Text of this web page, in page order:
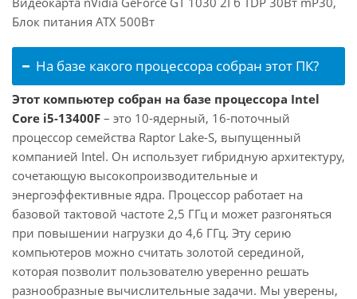
Блок питания ATX 500Вт
На базе какого процессора собран этот ПК?
Этот компьютер собран на базе процессора Intel
Core i5-13400F – это 10-ядерный, 16-поточный
процессор семейства Raptor Lake-S, выпущенный
компанией Intel. Он использует гибридную архитектуру,
сочетающую высокопроизводительные и
энергоэффективные ядра. Процессор работает на
базовой тактовой частоте 2,5 ГГц и может разгоняться
при повышении нагрузки до 4,6 ГГц. Эту серию
компьютеров можно считать золотой серединой,
которая позволит пользователю уверенно решать
разнообразные вычислительные задачи. Мы уверены,